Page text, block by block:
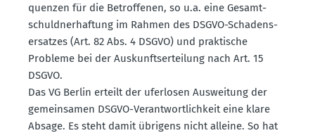
quenzen für die Betrof­fenen, so u.a. eine Gesamt­
schuld­ner­haftung im Rahmen des DSGVO-Schadens­
er­satzes (Art. 82 Abs. 4 DSGVO) und praktische
Probleme bei der Auskunfts­er­teilung nach Art. 15
DSGVO.
Das VG Berlin erteilt der uferlosen Ausweitung der
gemein­samen DSGVO-Verant­wort­lichkeit eine klare
Absage. Es steht damit übrigens nicht alleine. So hat